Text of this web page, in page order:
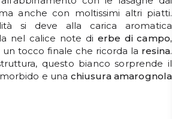
anche con moltissimi altri piatti.
si deve alla carica aromatica
nel calice note di erbe di campo,
un tocco finale che ricorda la resina.
questo bianco sorprende il
e una chiusura amarognola